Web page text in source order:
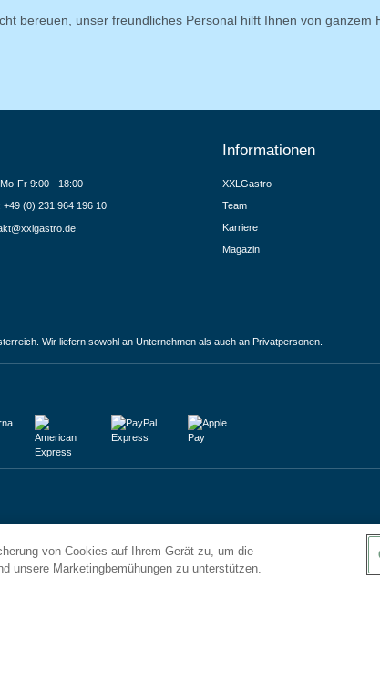
bereuen, unser freundliches Personal hilft Ihnen von ganzem
Fr 9:00 - 18:00
+49 (0) 231 964 196 10
Informationen
XXLGastro
Team
Karriere
Magazin
Wir liefern sowohl an Unternehmen als auch an Privatpersonen.
von Cookies auf Ihrem Gerät zu, um die
unsere Marketingbemühungen zu unterstützen.